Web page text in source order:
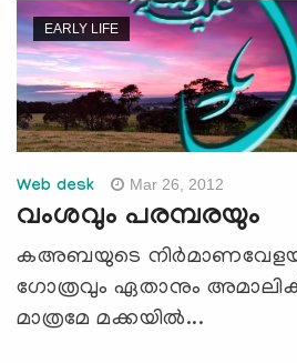
EARLY LIFE
Web desk Mar 26, 2012
വംശവും പരമ്പരയും
കഅബയുടെ
ഗോത്രവും ഏതാനും
മാത്രമേ മക്കയില്‍...